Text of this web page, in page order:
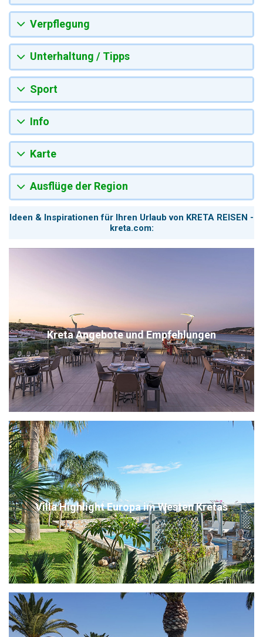
Verpflegung
Unterhaltung / Tipps
Sport
Info
Karte
Ausflüge der Region
Ideen & Inspirationen für Ihren Urlaub von KRETA REISEN -
kreta.com:
Kreta Angebote und Empfehlungen
Villa Highlight Europa im Westen Kretas